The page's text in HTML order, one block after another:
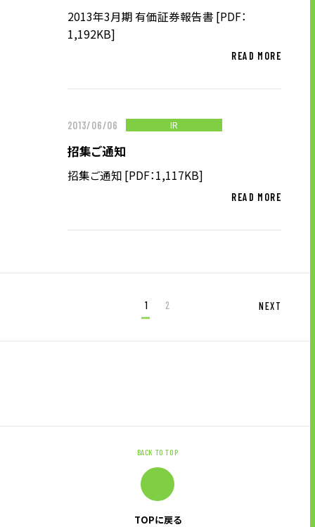
2013年3月期 有価証券報告書 [PDF：
1,192KB]
READ MORE
2013/06/06 IR
招集ご通知
招集ご通知 [PDF：1,117KB]
READ MORE
1 2 NEXT
BACK TO TOP
TOPに戻る